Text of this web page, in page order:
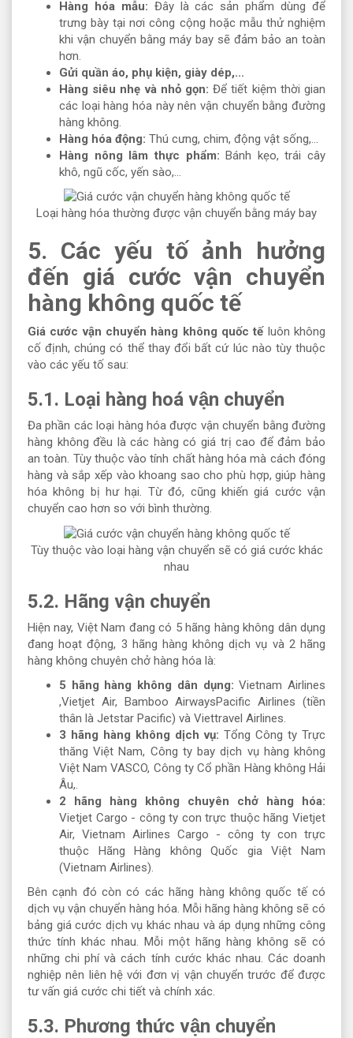
Hàng hóa mẫu: Đây là các sản phẩm dùng để
trưng bày tại nơi công cộng hoặc mẫu thử nghiệm
khi vận chuyển bằng máy bay sẽ đảm bảo an toàn
hơn.
Gửi quần áo, phụ kiện, giày dép,...
Hàng siêu nhẹ và nhỏ gọn: Để tiết kiệm thời gian
các loại hàng hóa này nên vận chuyển bằng đường
hàng không.
Hàng hóa động: Thú cưng, chim, động vật sống,...
Hàng nông lâm thực phẩm:Bánh kẹo, trái cây
khô, ngũ cốc, yến sào,...
Loại hàng hóa thường được vận chuyển bằng máy bay
5. Các yếu tố ảnh hưởng
đến giá cước vận chuyển
hàng không quốc tế
Giá cước vận chuyển hàng không quốc tế luôn không
cố định, chúng có thể thay đổi bất cứ lúc nào tùy thuộc
vào các yếu tố sau:
5.1. Loại hàng hoá vận chuyển
Đa phần các loại hàng hóa được vận chuyển bằng đường
hàng không đều là các hàng có giá trị cao để đảm bảo
an toàn. Tùy thuộc vào tính chất hàng hóa mà cách đóng
hàng và sắp xếp vào khoang sao cho phù hợp, giúp hàng
hóa không bị hư hại. Từ đó, cũng khiến giá cước vận
chuyển cao hơn so với bình thường.
Tùy thuộc vào loại hàng vận chuyển sẽ có giá cước khác
nhau
5.2. Hãng vận chuyển
Hiện nay, Việt Nam đang có 5 hãng hàng không dân dụng
đang hoạt động, 3 hãng hàng không dịch vụ và 2 hãng
hàng không chuyên chở hàng hóa là:
5 hãng hàng không dân dụng: Vietnam Airlines
,Vietjet Air, Bamboo AirwaysPacific Airlines (tiền
thân là Jetstar Pacific) và Viettravel Airlines.
3 hãng hàng không dịch vụ: Tổng Công ty Trực
thăng Việt Nam, Công ty bay dịch vụ hàng không
Việt Nam VASCO, Công ty Cổ phần Hàng không Hải
Âu,.
2 hãng hàng không chuyên chở hàng hóa:
Vietjet Cargo - công ty con trực thuộc hãng Vietjet
Air, Vietnam Airlines Cargo - công ty con trực
thuộc Hãng Hàng không Quốc gia Việt Nam
(Vietnam Airlines).
Bên cạnh đó còn có các hãng hàng không quốc tế có
dịch vụ vận chuyển hàng hóa. Mỗi hãng hàng không sẽ có
bảng giá cước dịch vụ khác nhau và áp dụng những công
thức tính khác nhau. Mỗi một hãng hàng không sẽ có
những chi phí và cách tính cước khác nhau. Các doanh
nghiệp nên liên hệ với đơn vị vận chuyển trước để được
tư vấn giá cước chi tiết và chính xác.
5.3. Phương thức vận chuyển